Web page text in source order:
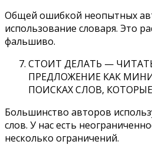
Общей ошибкой неопытных
использование словаря. Это
фальшиво.
СТОИТ ДЕЛАТЬ —
ПРЕДЛОЖЕНИЕ КАК
ПОИСКАХ СЛОВ,
Большинство авторов
слов. У нас есть
несколько ограничений.